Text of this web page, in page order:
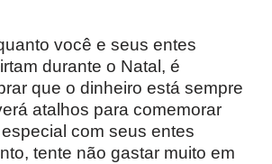
você e seus entes
durante o Natal, é
que o dinheiro está sempre
atalhos para comemorar
com seus entes
tente não gastar muito em